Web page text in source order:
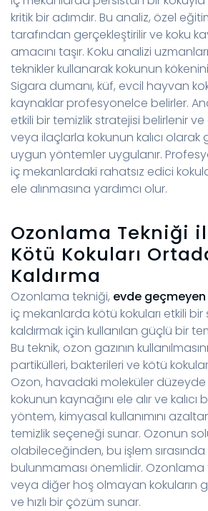
kritik bir adımdır. Bu analiz, özel
tarafından gerçekleştirilir ve koku
amacını taşır. Koku analizi
teknikler kullanarak kokunun
Sigara dumanı, küf, evcil hayvan
kaynaklar profesyonelce belirler.
etkili bir temizlik stratejisi belirlenir
veya ilaçlarla kokunun kalıcı olarak
uygun yöntemler uygulanır.
iç mekanlardaki rahatsız edici
ele alınmasına yardımcı olur.
Ozonlama Tekniği
Kötü Kokuları
Kaldırma
Ozonlama tekniği, evde
iç mekanlarda kötü kokuları etkili
kaldırmak için kullanılan güçlü bir
Bu teknik, ozon gazının
partikülleri, bakterileri ve kötü
Ozon, havadaki moleküler düzeyde
kokunun kaynağını ele alır ve
yöntem, kimyasal kullanımını
temizlik seçeneği sunar. Ozonun
olabileceğinden, bu işlem sırasında
bulunmaması önemlidir.
veya diğer hoş olmayan kokuların
ve hızlı bir çözüm sunar.